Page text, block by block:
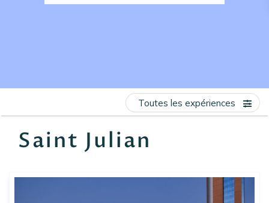
Saint Julian
Toutes les expériences